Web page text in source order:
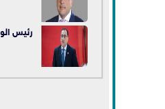
رئيس